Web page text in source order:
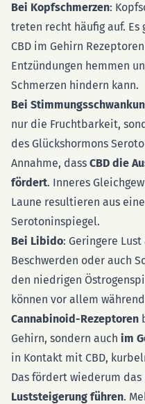
Bei Kopfschmerzen:
treten recht häufig auf.
CBD im Gehirn
Entzündungen hemmen
Schmerzen hindern kann.
Bei
nur die Fruchtbarkeit,
des Glückshormons
Annahme, dass CBD die
fördert. Inneres
Laune resultieren aus
Serotoninspiegel.
Bei Libido: Geringere
Beschwerden oder auch
den niedrigen
können vor allem
Cannabinoid-Rezeptoren
Gehirn, sondern auch im
in Kontakt mit CBD,
Das fördert wiederum das
Luststeigerung führen.